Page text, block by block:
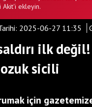
ekleyin.
2025-06-27 11:35
ilk
sicili
için